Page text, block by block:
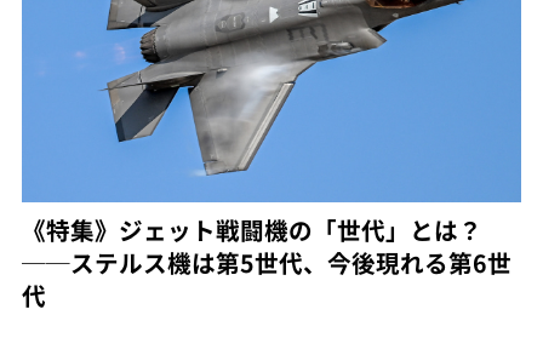
《特集》ジェット戦闘機の「世代」とは？
──ステルス機は第5世代、今後現れる第6世
代